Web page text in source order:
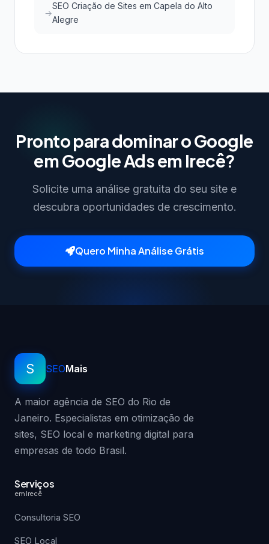
SEO Criação de Sites em Capela do Alto
Alegre
Pronto para dominar o Google
em Google Ads em Irecê?
Solicite uma análise gratuita do seu site e
descubra oportunidades de crescimento.
Quero Minha Análise Grátis
S SEOMais
A maior agência de SEO do Rio de
Janeiro. Especialistas em otimização de
sites, SEO local e marketing digital para
empresas de todo Brasil.
Serviços
em Irecê
Consultoria SEO
SEO Local